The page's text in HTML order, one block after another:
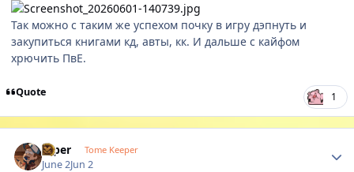
Так можно с таким же успехом почку в игру дэпнуть и
закупиться книгами кд, авты, кк. И дальше с кайфом
хрючить ПвЕ.
Quote 1
Diper Tome Keeper
June 2Jun 2